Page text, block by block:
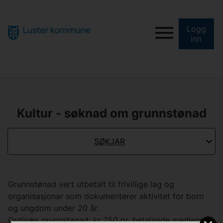
Logg
inn
Kultur - søknad om grunnstønad
SØKJAR
Grunnstønad vert utbetalt til frivillige lag og
organisasjonar som dokumenterer aktivitet for born
og ungdom under 20 år.
Ordinær grunnstønad: kr 250 pr. betalande medlem